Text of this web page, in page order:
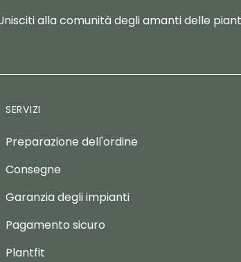
alla comunità degli amanti delle
SERVIZI
Preparazione dell'ordine
Consegne
Garanzia degli impianti
Pagamento sicuro
Plantfit